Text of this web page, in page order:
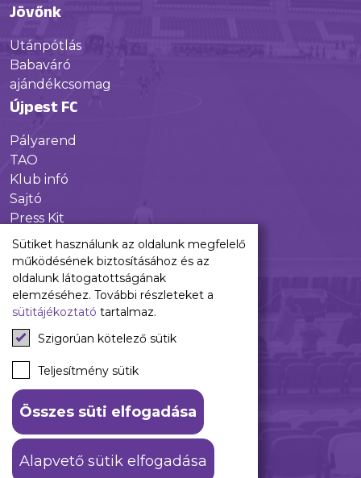
Jövőnk
Utánpótlás
Babaváró
ajándékcsomag
Újpest FC
Pályarend
TAO
Klub infó
Sajtó
Press Kit
Újpest FC Shop
Digitális felületeink
Facebook
Instagram
Tiktok
Youtube
Spotify
ÁSZF
Adatkezelési tájékoztató
© 2026 Újpest FC. #hajrálilák
Sütiket használunk az oldalunk megfelelő
működésének biztosításához és az
oldalunk látogatottságának
elemzéséhez. További részleteket a
sütitájékoztató tartalmaz.
Szigorúan kötelező sütik
Teljesítmény sütik
Összes süti elfogadása
Alapvető sütik elfogadása